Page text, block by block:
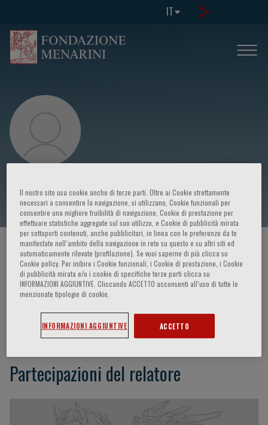
IT
Hein J Verberne
HOME PAGE / CORSI ED EVENTI / RELATORE
Hein J Verberne
Partecipazioni del relatore
Il nostro sito usa cookie anche di terze parti. Oltre ai Cookie strettamente
necessari a consentire la navigazione, si utilizzano, Cookie funzionali per
consentire una migliore fruibilità di navigazione, Cookie di prestazione per
effettuare statistiche aggregate sul suo utilizzo, e Cookie di pubblicità mirata
per sottoporti contenuti, anche pubblicitari, in linea con le preferenze da te
manifestate nell‘ambito della navigazione in rete su questo e su altri siti ed
automaticamente rilevate (profilazione). Se vuoi saperne di più clicca su
Cookie policy. Per inibire i Cookie funzionali, i Cookie di prestazione, i Cookie
di pubblicità mirata e/o i cookie di specifiche terze parti clicca su
INFORMAZIONI AGGIUNTIVE. Cliccando ACCETTO acconsenti all’uso di tutte le
menzionate tipologie di cookie.
INFORMAZIONI AGGIUNTIVE ACCETTO